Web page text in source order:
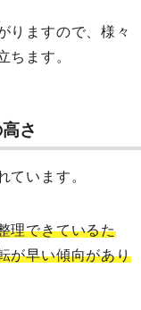
りますので、様々
ちます。
さ
ています。
理できているた
が早い傾向があり